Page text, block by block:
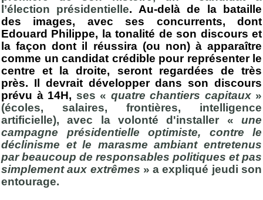
l’élection présidentielle. Au-delà de la bataille
des images, avec ses concurrents, dont
Edouard Philippe, la tonalité de son discours et
la façon dont il réussira (ou non) à apparaître
comme un candidat crédible pour représenter le
centre et la droite, seront regardées de très
près. Il devrait développer dans son discours
prévu à 14H, ses « quatre chantiers capitaux»
(écoles, salaires, frontières, intelligence
artificielle), avec la volonté d'installer « une
campagne présidentielle optimiste, contre le
déclinisme et le marasme ambiant entretenus
par beaucoup de responsables politiques et pas
simplement aux extrêmes » a expliqué jeudi son
entourage.